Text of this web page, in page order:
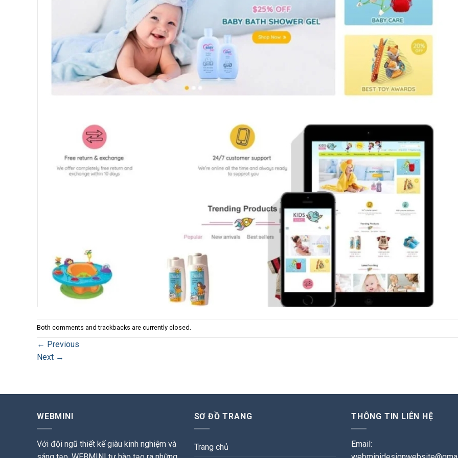
Both comments and trackbacks are currently closed.
← Previous
Next →
WEBMINI
Với đội ngũ thiết kế giàu kinh nghiệm và
SƠ ĐỒ TRANG
Trang chủ
THÔNG TIN LIÊN HỆ
Email: